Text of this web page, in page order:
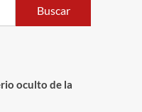
oculto de la